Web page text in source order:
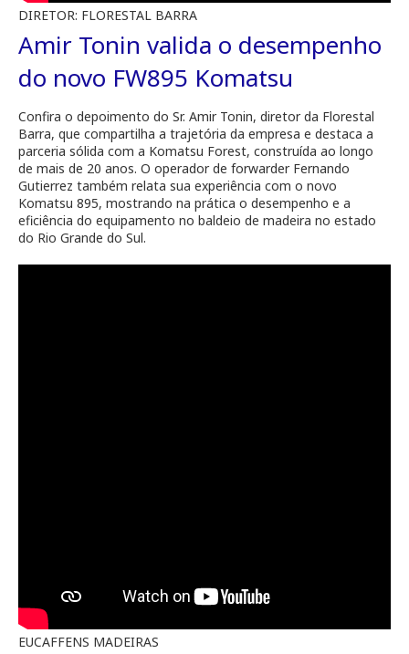
DIRETOR: FLORESTAL BARRA
Amir Tonin valida o desempenho
do novo FW895 Komatsu
Confira o depoimento do Sr. Amir Tonin, diretor da Florestal
Barra, que compartilha a trajetória da empresa e destaca a
parceria sólida com a Komatsu Forest, construída ao longo
de mais de 20 anos. O operador de forwarder Fernando
Gutierrez também relata sua experiência com o novo
Komatsu 895, mostrando na prática o desempenho e a
eficiência do equipamento no baldeio de madeira no estado
do Rio Grande do Sul.
EUCAFFENS MADEIRAS